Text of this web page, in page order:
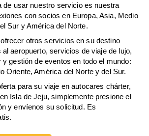
de usar nuestro servicio es nuestra
con socios en Europa, Asia, Medio
Sur y América del Norte.
otros servicios en su destino
aeropuerto, servicios de viaje de lujo,
gestión de eventos en todo el mundo:
Oriente, América del Norte y del Sur.
para su viaje en autocares chárter,
Isla de Jeju, simplemente presione el
y envíenos su solicitud. Es